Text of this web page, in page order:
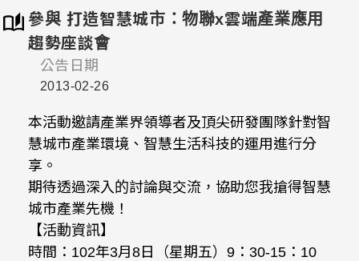
參與 打造智慧城市：物聯x雲端產業應用
趨勢座談會
公告日期
2013-02-26
本活動邀請產業界領導者及頂尖研發團隊針對智
慧城市產業環境、智慧生活科技的運用進行分
享。
期待透過深入的討論與交流，協助您我搶得智慧
城市產業先機！
【活動資訊】
時間：102年3月8日（星期五）9：30-15：10